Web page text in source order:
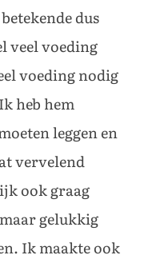
dus
veel voeding
voeding nodig
heb hem
leggen en
vervelend
ook graag
gelukkig
Ik maakte ook